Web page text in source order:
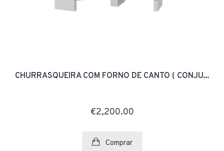
CHURRASQUEIRA COM FORNO DE CANTO ( CONJU...
€2,200.00
Comprar